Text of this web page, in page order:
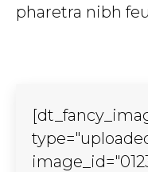
pharetra nibh